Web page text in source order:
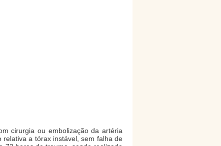
cirurgia ou embolização da artéria
a tórax instável, sem falha de